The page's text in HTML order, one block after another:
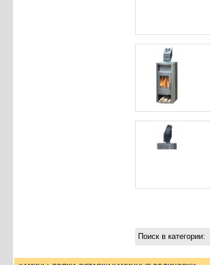
Поиск в категории: